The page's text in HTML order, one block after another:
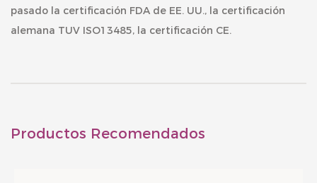
pasado la certificación FDA de EE. UU., la certificación
alemana TUV ISO13485, la certificación CE.
Productos Recomendados